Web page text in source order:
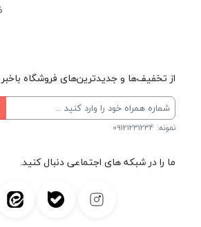
از تخفیف‌ها و جدیدترین‌های فروشگاه
نمونه: 09121231234
ما را در شبکه های اجتماعی دنبال کنید.